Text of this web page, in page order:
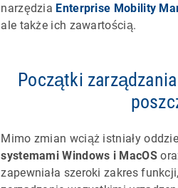
narzędzia Enterprise Mobility
ale także ich zawartością.
Początki
Mimo zmian wciąż istniały
systemami Windows i MacOS
zapewniała szeroki zakres